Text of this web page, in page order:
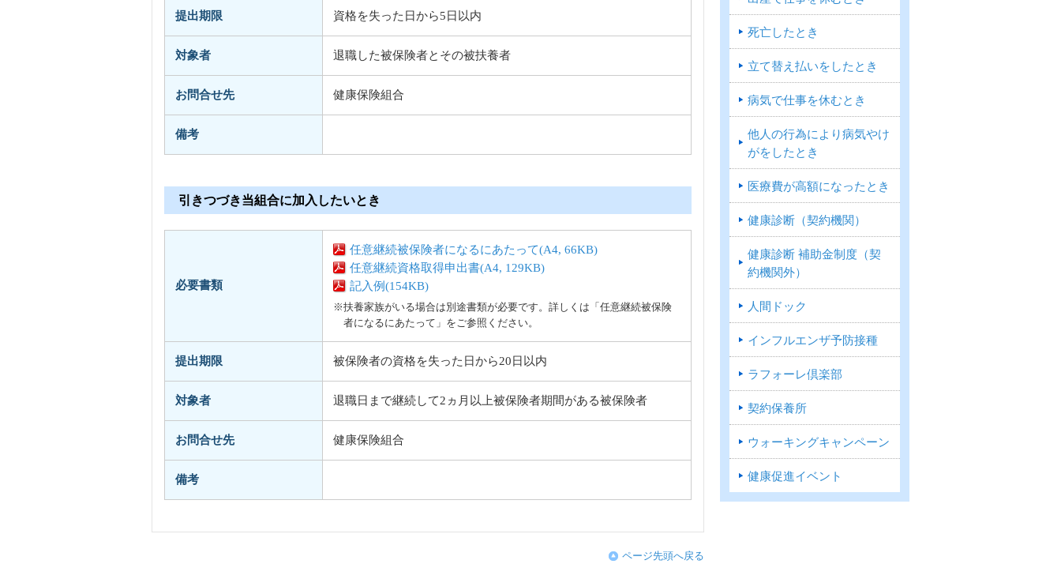
提出期限 資格を失った日から5日以内
対象者 退職した被保険者とその被扶養者
お問合せ先 健康保険組合
備考
引きつづき当組合に加入したいとき
必要書類
任意継続被保険者になるにあたって(A4, 66KB)
任意継続資格取得申出書(A4, 129KB)
記入例(154KB)
※扶養家族がいる場合は別途書類が必要です。詳しくは「任意継続被保険
者になるにあたって」をご参照ください。
提出期限 被保険者の資格を失った日から20日以内
対象者 退職日まで継続して2ヵ月以上被保険者期間がある被保険者
お問合せ先 健康保険組合
備考
ページ先頭へ戻る
死亡したとき
立て替え払いをしたとき
病気で仕事を休むとき
他人の行為により病気やけ
がをしたとき
医療費が高額になったとき
健康診断（契約機関）
健康診断 補助金制度（契
約機関外）
人間ドック
インフルエンザ予防接種
ラフォーレ倶楽部
契約保養所
ウォーキングキャンペーン
健康促進イベント